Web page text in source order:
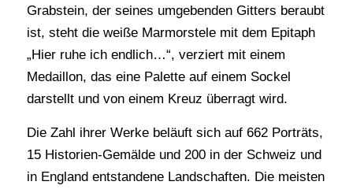
Grabstein, der seines umgebenden Gitters beraubt
ist, steht die weiße Marmorstele mit dem Epitaph
„Hier ruhe ich endlich…“, verziert mit einem
Medaillon, das eine Palette auf einem Sockel
darstellt und von einem Kreuz überragt wird.
Die Zahl ihrer Werke beläuft sich auf 662 Porträts,
15 Historien-Gemälde und 200 in der Schweiz und
in England entstandene Landschaften. Die meisten